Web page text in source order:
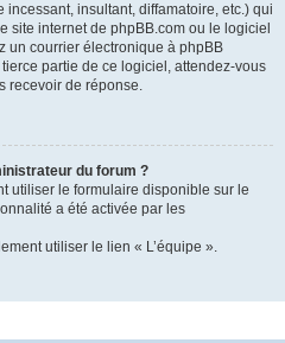
insultant, diffamatoire, etc.) qui
site internet de phpBB.com ou le logiciel
un courrier électronique à phpBB
partie de ce logiciel, attendez-vous
recevoir de réponse.
du forum ?
utiliser le formulaire disponible sur le
a été activée par les
utiliser le lien « L’équipe ».